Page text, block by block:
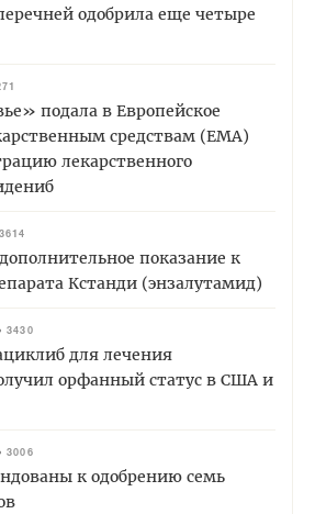
одобрила еще четыре
подала в Европейское
средствам (EMA)
лекарственного
3614
показание к
Кстанди (энзалутамид)
3430
для лечения
орфанный статус в США и
3006
к одобрению семь